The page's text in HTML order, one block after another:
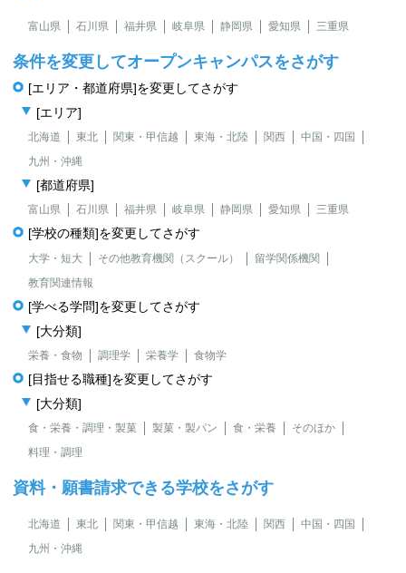
富山県 石川県 福井県 岐阜県 静岡県 愛知県 三重県
条件を変更してオープンキャンパスをさがす
[エリア・都道府県]を変更してさがす
[エリア]
北海道 東北 関東・甲信越 東海・北陸 関西
中国・四国
九州・沖縄
[都道府県]
富山県 石川県 福井県 岐阜県 静岡県 愛知県 三重県
[学校の種類]を変更してさがす
大学・短大 その他教育機関（スクール）
留学関係機関
教育関連情報
[学べる学問]を変更してさがす
[大分類]
栄養・食物 調理学 栄養学 食物学
[目指せる職種]を変更してさがす
[大分類]
食・栄養・調理・製菓 製菓・製パン 食・栄養
そのほか
料理・調理
資料・願書請求できる学校をさがす
北海道 東北 関東・甲信越 東海・北陸 関西
中国・四国
九州・沖縄